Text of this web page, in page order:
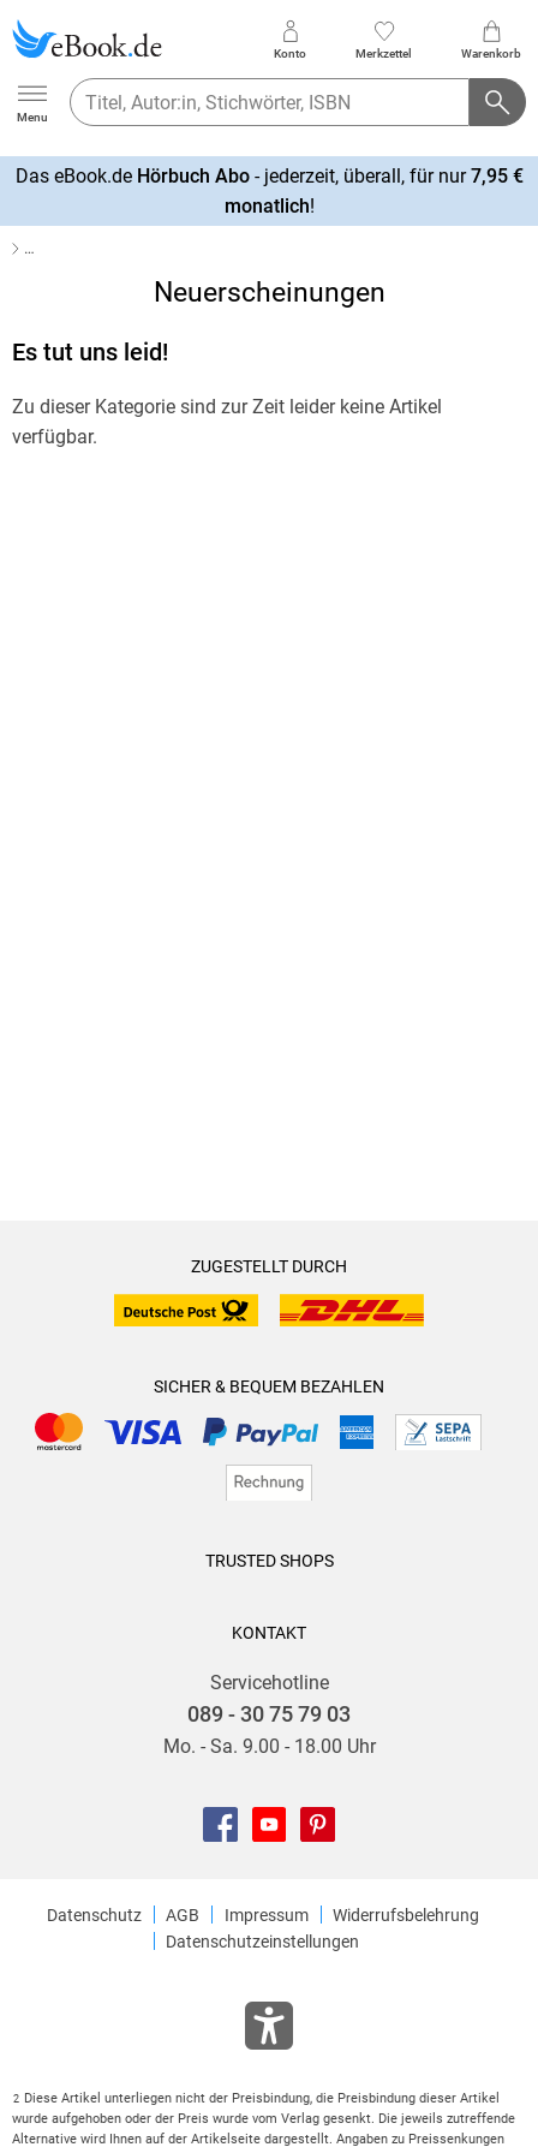
Ebook.de
Menu
Konto Merkzettel Warenkorb
Das eBook.de Hörbuch Abo- jederzeit, überall, für nur7,95 €
monatlich!
…
Neuerscheinungen
Es tut uns leid!
Zu dieser Kategorie sind zur Zeit leider keine Artikel
verfügbar.
ZUGESTELLT DURCH
SICHER & BEQUEM BEZAHLEN
TRUSTED SHOPS
KONTAKT
Servicehotline
089 - 30 75 79 03
Mo. - Sa. 9.00 - 18.00 Uhr
Datenschutz AGB Impressum
Widerrufsbelehrung
Datenschutzeinstellungen
2 Diese Artikel unterliegen nicht der Preisbindung, die Preisbindung dieser Artikel
wurde aufgehoben oder der Preis wurde vom Verlag gesenkt. Die jeweils zutreffende
Alternative wird Ihnen auf der Artikelseite dargestellt. Angaben zu Preissenkungen